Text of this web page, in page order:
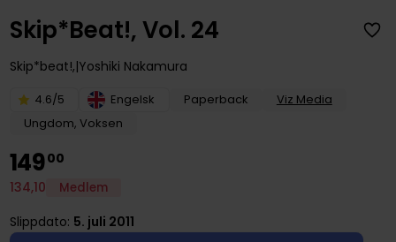
Skip*Beat!, Vol. 24
Skip*beat!, Yoshiki Nakamura
4.6/5 Engelsk Paperback
Viz Media
Ungdom, Voksen
14900
134,10 Medlem
Slippdato: 5. juli 2011